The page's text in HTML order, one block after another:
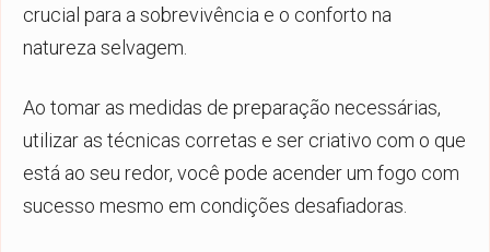
crucial para a sobrevivência e o conforto na
natureza selvagem.
Ao tomar as medidas de preparação necessárias,
utilizar as técnicas corretas e ser criativo com o que
está ao seu redor, você pode acender um fogo com
sucesso mesmo em condições desafiadoras.